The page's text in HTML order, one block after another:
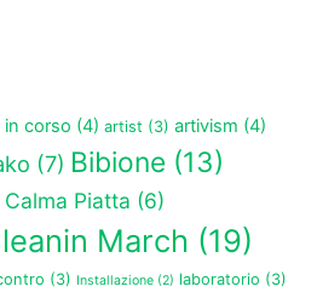
in corso (4) artist (3) artivism (4)
(7) Bibione (13)
Calma Piatta (6)
March (19)
(3) Installazione (2) laboratorio (3)